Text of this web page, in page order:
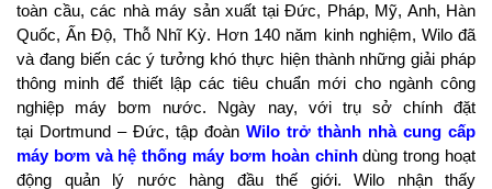
toàn cầu, các nhà máy sản xuất tại Đức, Pháp, Mỹ, Anh, Hàn
Quốc, Ấn Độ, Thỗ Nhĩ Kỳ. Hơn 140 năm kinh nghiệm, Wilo đã
và đang biến các ý tưởng khó thực hiện thành những giải pháp
thông minh để thiết lập các tiêu chuẩn mới cho ngành công
nghiệp máy bơm nước. Ngày nay, với trụ sở chính đặt
tại Dortmund – Đức, tập đoàn Wilo trở thành nhà cung cấp
máy bơm và hệ thống máy bơm hoàn chỉnhdùng trong hoạt
động quản lý nước hàng đầu thế giới. Wilo nhận thấy